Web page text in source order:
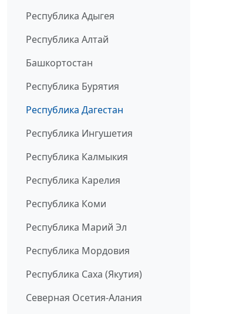
Республика Адыгея
Республика Алтай
Башкортостан
Республика Бурятия
Республика Дагестан
Республика Ингушетия
Республика Калмыкия
Республика Карелия
Республика Коми
Республика Марий Эл
Республика Мордовия
Республика Саха (Якутия)
Северная Осетия-Алания